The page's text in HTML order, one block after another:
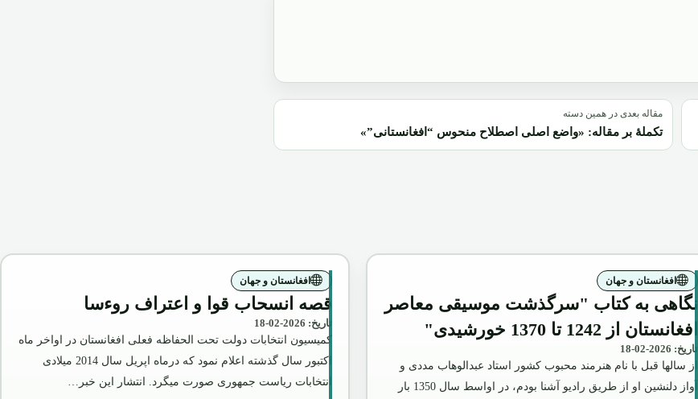
مقاله بعدی در همین دسته
تکملۀ بر مقاله: «واضع اصلی اصطلاح منحوس “افغانستانی”»
افغانستان و جهان
نگاهی به کتاب "سرگذشت موسیقی معاصر
افغانستان از 1242 تا 1370 خورشیدی"
تاریخ: 2026-02-18
از سالها قبل با نام هنرمند محبوب کشور استاد عبدالوهاب مددی و
آواز دلنشین او از طریق رادیو آشنا بودم، در اواسط سال 1350 بار
افغانستان و جهان
قصه انسحاب قوا و اعتراف روءسا
تاریخ: 2026-02-18
کمیسیون انتخابات دولت تحت الحفاظه فعلی افغانستان در اواخر ماه
اکتبور سال گذشته اعلام نمود که درماه اپریل سال 2014 میلادی
انتخابات ریاست جمهوری صورت میگرد. انتشار این خبر…